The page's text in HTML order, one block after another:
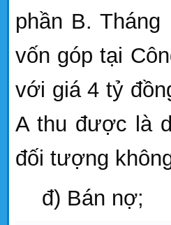
phần B. Tháng
vốn góp tại
với giá 4 tỷ
A thu được là
đối tượng
đ) Bán nợ;